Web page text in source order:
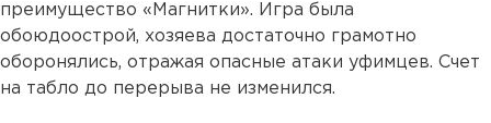
преимущество «Магнитки». Игра была
обоюдоострой, хозяева достаточно грамотно
оборонялись, отражая опасные атаки уфимцев. Счет
на табло до перерыва не изменился.